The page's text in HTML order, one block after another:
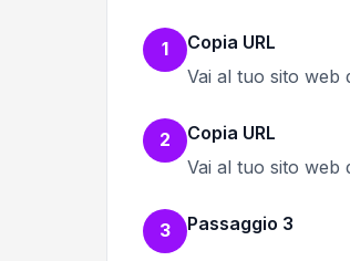
1
Copia URL
Vai al tuo sito web
2
Copia URL
Vai al tuo sito web
3 Passaggio 3